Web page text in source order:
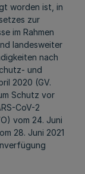
worden ist, in
zur
im Rahmen
landesweiter
nach
und
2020 (GV.
Schutz vor
CoV-2
vom 24. Juni
28. Juni 2021